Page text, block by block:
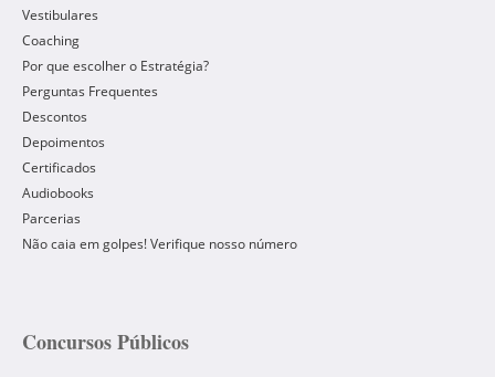
Vestibulares
Coaching
Por que escolher o Estratégia?
Perguntas Frequentes
Descontos
Depoimentos
Certificados
Audiobooks
Parcerias
Não caia em golpes! Verifique nosso número
Concursos Públicos